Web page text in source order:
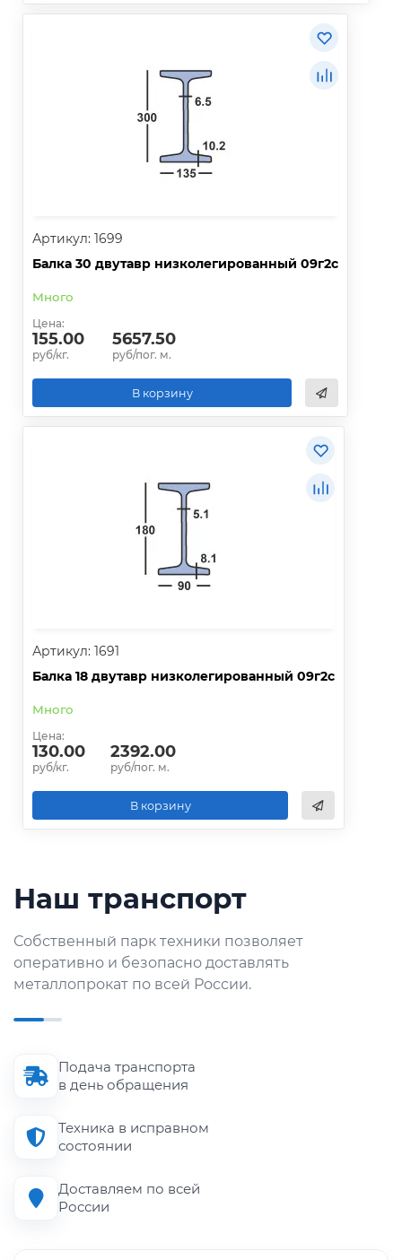
Артикул: 1699
Балка 30 двутавр низколегированный 09г2с
Много
Цена:
155.00
руб/кг.
5657.50
руб/пог. м.
В корзину
Артикул: 1691
Балка 18 двутавр низколегированный 09г2с
Много
Цена:
130.00
руб/кг.
2392.00
руб/пог. м.
В корзину
Наш транспорт
Собственный парк техники позволяет
оперативно и безопасно доставлять
металлопрокат по всей России.
Подача транспорта
в день обращения
Техника в исправном
состоянии
Доставляем по всей
России